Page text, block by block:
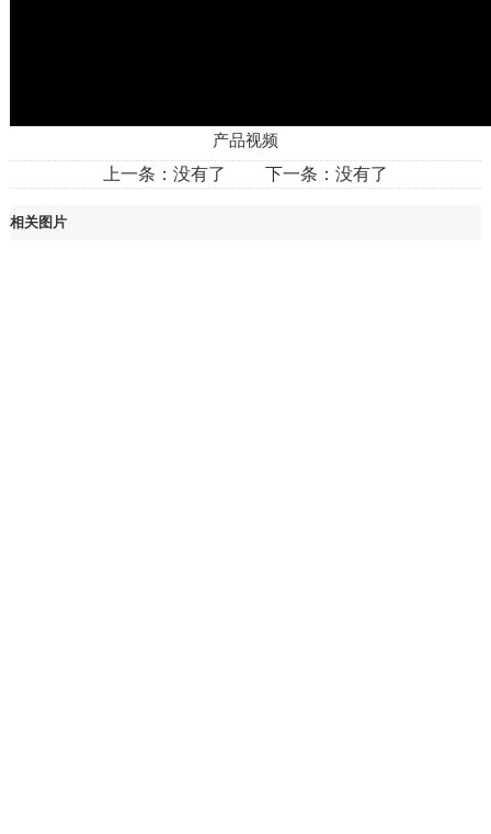
产品视频
上一条：没有了 下一条：没有了
相关图片